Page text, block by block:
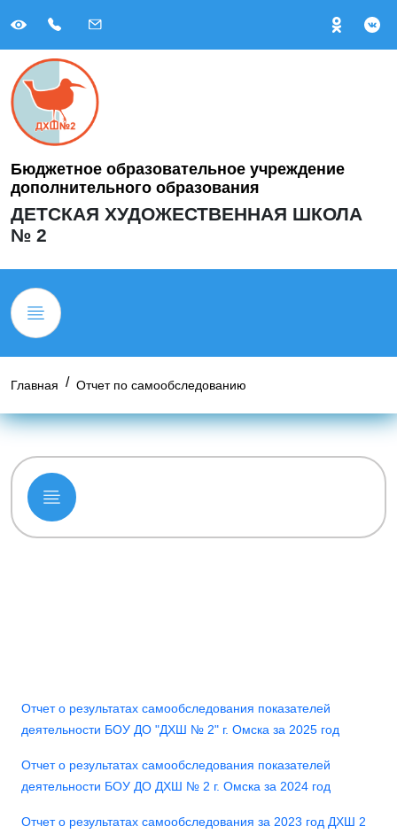
Бюджетное образовательное учреждение
дополнительного образования
ДЕТСКАЯ ХУДОЖЕСТВЕННАЯ ШКОЛА
№ 2
Главная Отчет по самообследованию
Отчет о результатах самообследования показателей
деятельности БОУ ДО "ДХШ № 2" г. Омска за 2025 год
Отчет о результатах самообследования показателей
деятельности БОУ ДО ДХШ № 2 г. Омска за 2024 год
Отчет о результатах самообследования за 2023 год ДХШ 2